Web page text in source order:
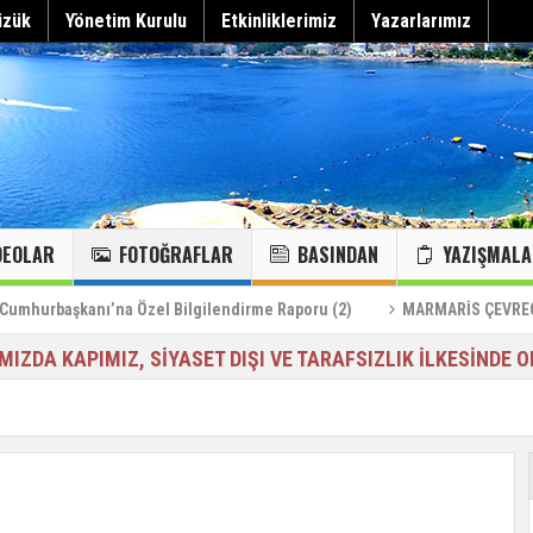
Yönetim Kurulu Etkinliklerimiz Yazarlarımız
FOTOĞRAFLAR BASINDAN
Özel Bilgilendirme Raporu (2) MARMARİS ÇEVRECİLERİ
KAPIMIZ, SİYASET DIŞI VE TARAFSIZLIK İLKESİNDE